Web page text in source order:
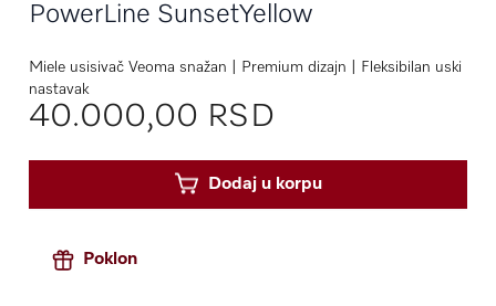
PowerLine SunsetYellow
Miele usisivač Veoma snažan | Premium dizajn | Fleksibilan uski
nastavak
40.000,00 RSD
Dodaj u korpu
Poklon